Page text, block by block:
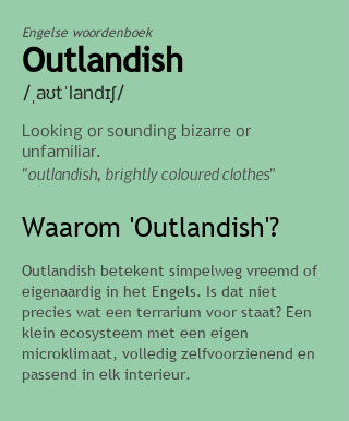
Engelse woordenboek
Outlandish
/ˌaʊtˈlandɪʃ/
Looking or sounding bizarre or
unfamiliar.
"outlandish, brightly coloured clothes"
Waarom 'Outlandish'?
Outlandish betekent simpelweg vreemd of
eigenaardig in het Engels. Is dat niet
precies wat een terrarium voor staat? Een
klein ecosysteem met een eigen
microklimaat, volledig zelfvoorzienend en
passend in elk interieur.